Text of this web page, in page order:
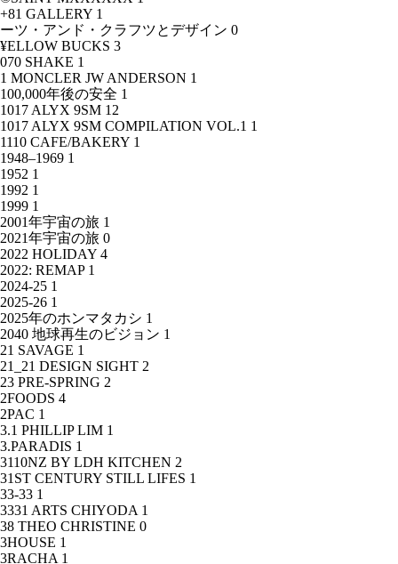
+81 GALLERY 1
ーツ・アンド・クラフツとデザイン 0
¥ELLOW BUCKS 3
070 SHAKE 1
1 MONCLER JW ANDERSON 1
100,000年後の安全 1
1017 ALYX 9SM 12
1017 ALYX 9SM COMPILATION VOL.1 1
1110 CAFE/BAKERY 1
1948–1969 1
1952 1
1992 1
1999 1
2001年宇宙の旅 1
2021年宇宙の旅 0
2022 HOLIDAY 4
2022: REMAP 1
2024-25 1
2025-26 1
2025年のホンマタカシ 1
2040 地球再生のビジョン 1
21 SAVAGE 1
21_21 DESIGN SIGHT 2
23 PRE-SPRING 2
2FOODS 4
2PAC 1
3.1 PHILLIP LIM 1
3.PARADIS 1
3110NZ BY LDH KITCHEN 2
31ST CENTURY STILL LIFES 1
33-33 1
3331 ARTS CHIYODA 1
38 THEO CHRISTINE 0
3HOUSE 1
3RACHA 1